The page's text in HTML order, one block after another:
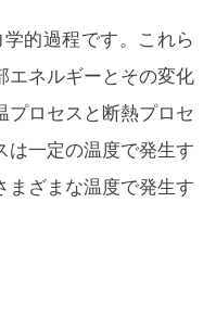
的過程です。これら
エネルギーとその変化
プロセスと断熱プロセ
は一定の温度で発生す
まざまな温度で発生す